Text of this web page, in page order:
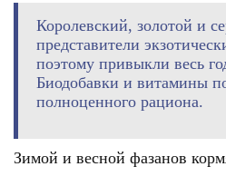
Королевский, золотой и
представители
поэтому привыкли весь
Биодобавки и витамины
полноценного рациона.
Зимой и весной фазанов